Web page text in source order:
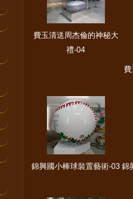
費玉清送周杰倫的神秘大
禮-04
錦興國小棒球裝置藝術-03 錦